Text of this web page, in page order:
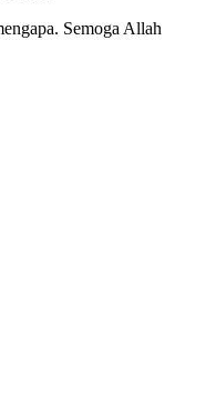
Semoga Allah